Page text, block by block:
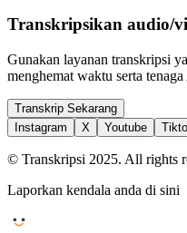
Transkripsikan audio/
Gunakan layanan transkripsi
menghemat waktu serta
Transkrip Sekarang
Instagram
X Youtube
© Transkripsi 2025. All rights
Laporkan kendala anda di sini